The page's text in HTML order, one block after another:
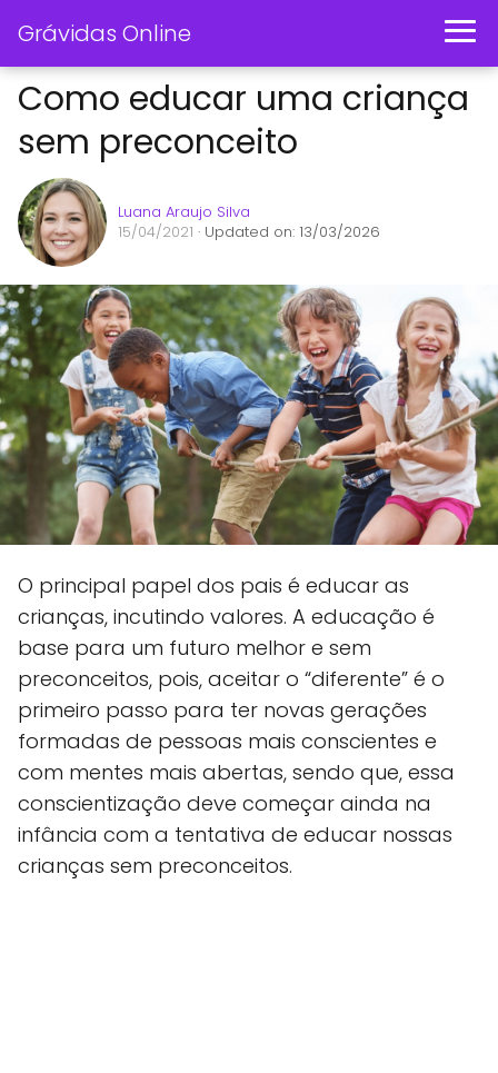
Grávidas Online
Como educar uma criança
sem preconceito
Luana Araujo Silva
15/04/2021 · Updated on: 13/03/2026
O principal papel dos pais é educar as
crianças, incutindo valores. A educação é
base para um futuro melhor e sem
preconceitos, pois, aceitar o “diferente” é o
primeiro passo para ter novas gerações
formadas de pessoas mais conscientes e
com mentes mais abertas, sendo que, essa
conscientização deve começar ainda na
infância com a tentativa de educar nossas
crianças sem preconceitos.